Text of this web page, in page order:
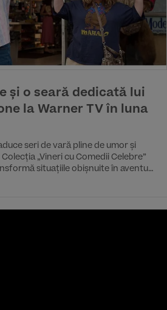
și o seară dedicată lui
la Warner TV în luna
seri de vară pline de umor și
„Vineri cu Comedii Celebre”
situațiile obișnuite în aventuri